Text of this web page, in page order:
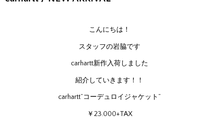
こんにちは！
スタッフの岩脇です
carhartt新作入荷しました
紹介していきます！！
carhartt”コーデュロイジャケット”
￥23.000+TAX